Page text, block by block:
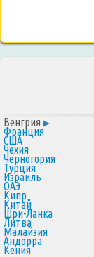
Венгрия
Франция
США
Чехия
Черногория
Турция
Израиль
ОАЭ
Кипр
Китай
Шри-Ланка
Литва
Малайзия
Андорра
Кения